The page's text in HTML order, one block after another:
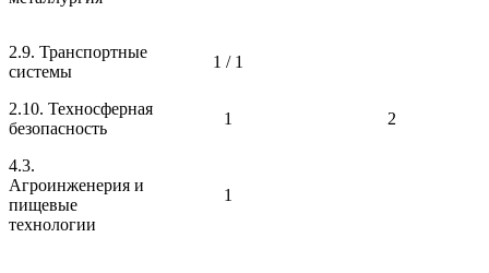
2.9. Транспортные
системы
1 / 1
2.10. Техносферная
безопасность
1 2
4.3.
Агроинженерия и
пищевые
технологии
1